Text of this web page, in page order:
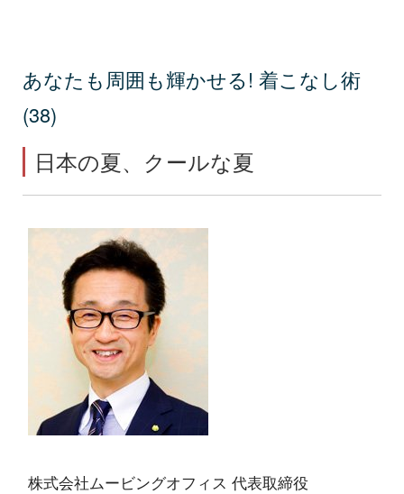
あなたも周囲も輝かせる! 着こなし術
(38)
日本の夏、クールな夏
株式会社ムービングオフィス 代表取締役